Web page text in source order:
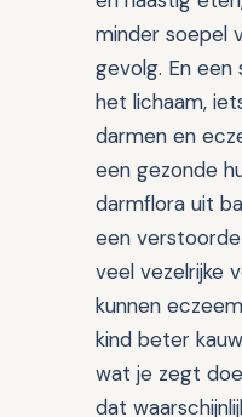
minder soepel
gevolg. En
het lichaam,
darmen en
een gezonde
darmflora uit
een
veel vezelrijke
kunnen
kind beter
wat je zegt
dat